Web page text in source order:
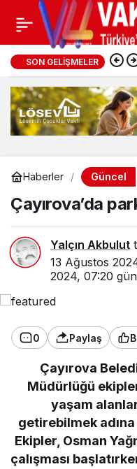
SON GELIŞMELER
Haberler Güncel
Çayırova’da
Yalçın Akbulut
13 Ağustos
2024, 07:20
0 Paylaş
Çayırova
Müdürlüğü
yaşam
getirebilmek
Ekipler, Osman
çalışması